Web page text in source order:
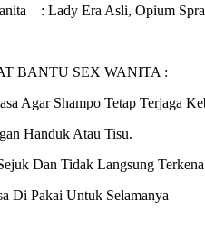
: Lady Era Asli, Opium
BANTU SEX WANITA :
Agar Shampo Tetap Terjaga
Handuk Atau Tisu.
Dan Tidak Langsung
Di Pakai Untuk Selamanya